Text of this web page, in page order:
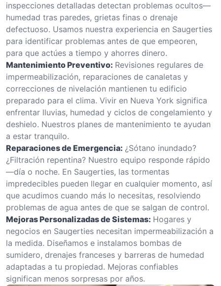
inspecciones detalladas detectan problemas ocultos—
humedad tras paredes, grietas finas o drenaje
defectuoso. Usamos nuestra experiencia en Saugerties
para identificar problemas antes de que empeoren,
para que actúes a tiempo y ahorres dinero.
Mantenimiento Preventivo: Revisiones regulares de
impermeabilización, reparaciones de canaletas y
correcciones de nivelación mantienen tu edificio
preparado para el clima. Vivir en Nueva York significa
enfrentar lluvias, humedad y ciclos de congelamiento y
deshielo. Nuestros planes de mantenimiento te ayudan
a estar tranquilo.
Reparaciones de Emergencia: ¿Sótano inundado?
¿Filtración repentina? Nuestro equipo responde rápido
—día o noche. En Saugerties, las tormentas
impredecibles pueden llegar en cualquier momento, así
que acudimos cuando más lo necesitas, resolviendo
problemas de agua antes de que se salgan de control.
Mejoras Personalizadas de Sistemas: Hogares y
negocios en Saugerties necesitan impermeabilización a
la medida. Diseñamos e instalamos bombas de
sumidero, drenajes franceses y barreras de humedad
adaptadas a tu propiedad. Mejoras confiables
significan menos sorpresas por años.